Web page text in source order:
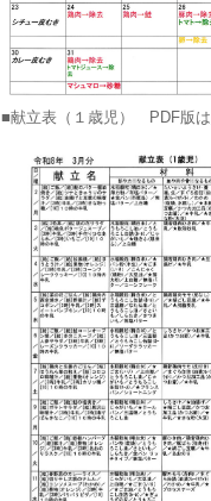
■献立表（１歳児） PDF版は